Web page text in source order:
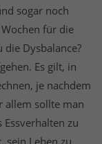
sogar noch
für die
die Dysbalance?
Es gilt, in
je nachdem
allem sollte man
zu